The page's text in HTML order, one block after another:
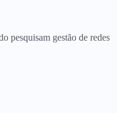
pesquisam gestão de redes